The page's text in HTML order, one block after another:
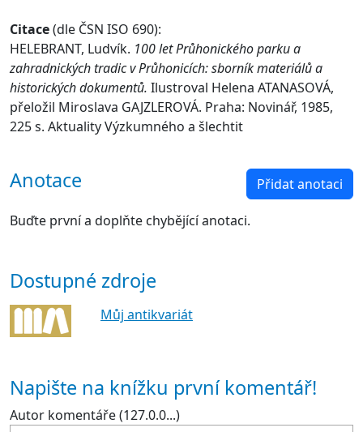
Citace(dle ČSN ISO 690):
HELEBRANT, Ludvík. 100 let Průhonického parku a
zahradnických tradic v Průhonicích: sborník materiálů a
historických dokumentů. Ilustroval Helena ATANASOVÁ,
přeložil Miroslava GAJZLEROVÁ. Praha: Novinář, 1985,
225 s. Aktuality Výzkumného a šlechtit
Anotace Přidat anotaci
Buďte první a doplňte chybějící anotaci.
Dostupné zdroje
Můj antikvariát
Napište na knížku první komentář!
Autor komentáře (127.0.0...)